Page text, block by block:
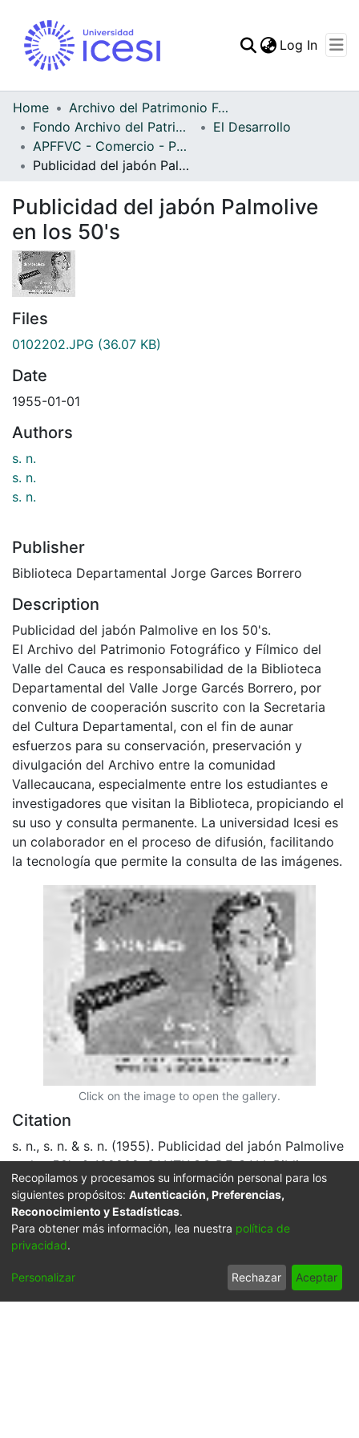
Statistics
Log In
Home
Archivo del Patrimonio Fotográfico y Fílmico del Valle del Cauca
Fondo Archivo del Patrimonio Fotográfico y Fílmico del Valle del Cauca
El Desarrollo
APFFVC - Comercio - Patrimonial
Publicidad del jabón Palmolive en los 50's
Publicidad del jabón Palmolive
en los 50's
Files
0102202.JPG (36.07 KB)
Date
1955-01-01
Authors
s. n.
s. n.
s. n.
Publisher
Biblioteca Departamental Jorge Garces Borrero
Description
Publicidad del jabón Palmolive en los 50's.
El Archivo del Patrimonio Fotográfico y Fílmico del
Valle del Cauca es responsabilidad de la Biblioteca
Departamental del Valle Jorge Garcés Borrero, por
convenio de cooperación suscrito con la Secretaria
del Cultura Departamental, con el fin de aunar
esfuerzos para su conservación, preservación y
divulgación del Archivo entre la comunidad
Vallecaucana, especialmente entre los estudiantes e
investigadores que visitan la Biblioteca, propiciando el
su uso y consulta permanente. La universidad Icesi es
un colaborador en el proceso de difusión, facilitando
la tecnología que permite la consulta de las imágenes.
Click on the image to open the gallery.
Citation
s. n., s. n. & s. n. (1955). Publicidad del jabón Palmolive
en los 50's & 102202. SANTIAGO DE CALI: Biblioteca
Departamental Jorge Garces Borrero.
URI
https://audiovisuales.icesi.edu.co/handle/123456789/2
Recopilamos y procesamos su información personal para los
siguientes propósitos: Autenticación, Preferencias,
Reconocimiento y Estadísticas.
Para obtener más información, lea nuestra política de
privacidad.
Personalizar Rechazar Aceptar